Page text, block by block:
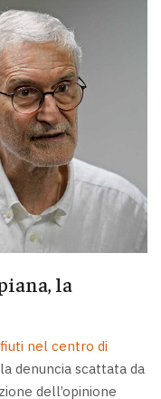
la
nel centro di
denuncia scattata da
dell’opinione